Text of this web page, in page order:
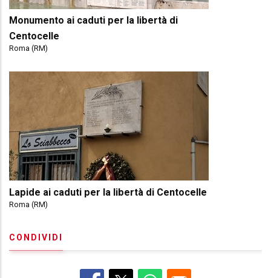
Monumento ai caduti per la libertà di
Centocelle
Roma (RM)
Lapide ai caduti per la libertà di Centocelle
Roma (RM)
CONDIVIDI